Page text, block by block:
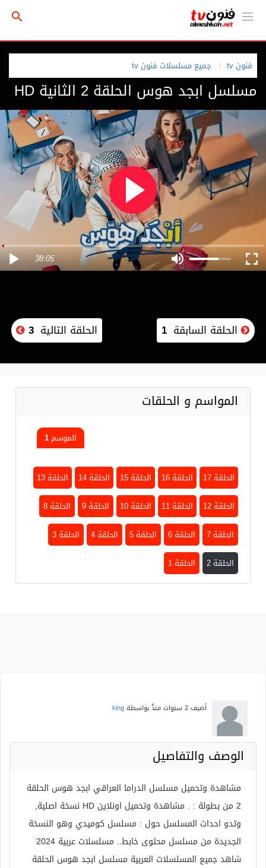
فنون tv جميع مسلسلات فنون tv
مسلسل ابجد هوس الحلقة 2 الثانية HD
38:05
الحلقة السابقة 1 الحلقة التالية 3
المواسم و الحلقات
الموسم 1
الحلقة 17 الحلقة 16 الحلقة 15 الحلقة 14
الحلقة 13
الحلقة 12
الحلقة 11 الحلقة 10 الحلقة 9
الحلقة 8
الحلقة 7
الحلقة 6 الحلقة 5 الحلقة 4
الحلقة 3
الحلقة 2
الحلقة 1
أضيف2 سنوات منذُ بواسطةking
الوصف والتفاصيل
مشاهدة وتحميل مسلسل الدراما العراقي ابجد هوس الحلقة
2 من بطولة : . مشاهدة وتحميل اونلاين HD نسخة اصلية,
وتدو احداث المسلسل حول : مسلسل كوميدي وهو النسخة
الجديدة من مسلسل محتوى خابط.. مسلسلات عربية 2024
شاهد جميع المسلسلات العربية مسلسل ابجد هوس الحلقة